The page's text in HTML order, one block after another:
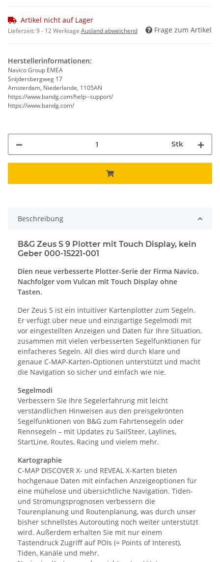
Artikel nicht auf Lager
Lieferzeit:9 - 12 Werktage Ausland abweichend Frage zum Artikel
Herstellerinformationen:
Navico Group EMEA
Snijdersbergweg 17
Amsterdam, Niederlande, 1105AN
https://www.bandg.com/help--support/
https://www.bandg.com/
Stk
Beschreibung
B&G Zeus S 9 Plotter mit Touch Display, kein
Geber 000-15221-001
Dien neue verbesserte Plotter-Serie der Firma Navico.
Nachfolger vom Vulcan mit Touch Display ohne
Tasten.
Der Zeus S ist ein intuitiver Kartenplotter zum Segeln.
Er verfügt über neue und einzigartige Segelmodi mit
vor eingestellten Anzeigen und Daten für Ihre Situation,
zusammen mit vielen verbesserten Segelfunktionen für
einfacheres Segeln. All dies wird durch klare und
genaue C-MAP-Karten-Optionen unterstützt und macht
die Navigation so sicher und einfach wie nie.
Segelmodi
Verbessern Sie Ihre Segelerfahrung mit leicht
verständlichen Hinweisen aus den preisgekrönten
Segelfunktionen von B&G zum Fahrtensegeln oder
Rennsegeln – mit Updates zu SailSteer, Laylines,
StartLine, Routes, Racing und vielem mehr.
Kartographie
C-MAP DISCOVER X- und REVEAL X-Karten bieten
hochgenaue Daten mit einfachen Anzeigeoptionen für
eine mühelose und übersichtliche Navigation. Tiden-
und Strömungsprognosen verbessern die
Tourenplanung und Routenplanung, was durch unser
bisher schnellstes Autorouting noch weiter unterstützt
wird. Außerdem erhalten Sie mit nur einem
Tastendruck Zugriff auf POIs (= Points of Interest),
Tiden, Kanäle und mehr.